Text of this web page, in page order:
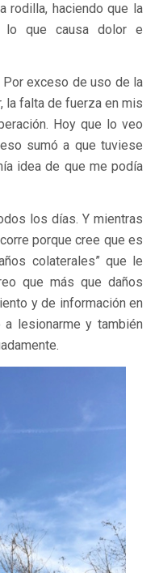
rodilla, haciendo que la
lo que causa dolor e
exceso de uso de la
la falta de fuerza en mis
Hoy que lo veo
sumó a que tuviese
idea de que me podía
los días. Y mientras
porque cree que es
colaterales” que le
que más que daños
y de información en
lesionarme y también